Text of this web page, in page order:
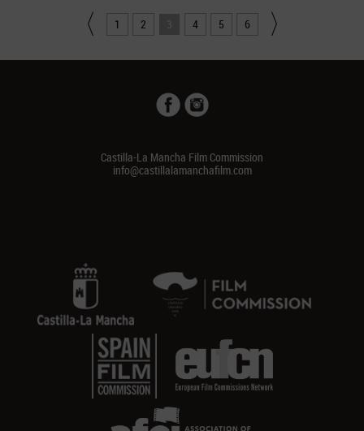
1 2 3 4 5 6
Castilla-La Mancha Film Commission
info@castillalamanchafilm.com